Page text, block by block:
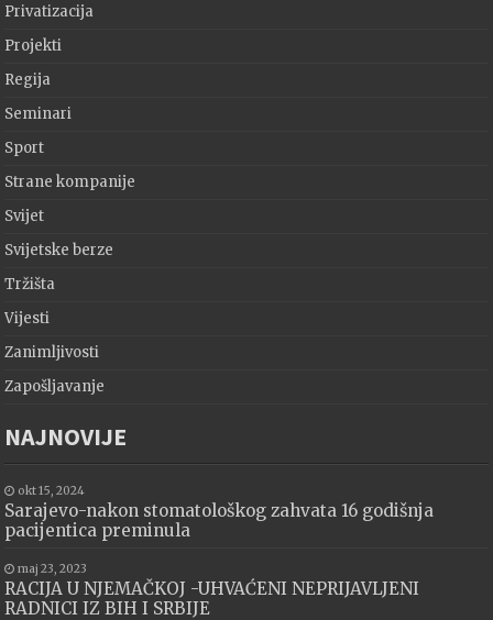
Privatizacija
Projekti
Regija
Seminari
Sport
Strane kompanije
Svijet
Svijetske berze
Tržišta
Vijesti
Zanimljivosti
Zapošljavanje
NAJNOVIJE
okt 15, 2024
Sarajevo-nakon stomatološkog zahvata 16 godišnja
pacijentica preminula
maj 23, 2023
RACIJA U NJEMAČKOJ -UHVAĆENI NEPRIJAVLJENI
RADNICI IZ BIH I SRBIJE